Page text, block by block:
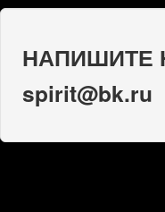
НАПИШИТЕ
spirit@bk.ru